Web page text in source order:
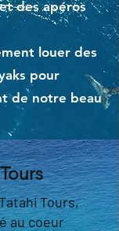
des apéros
louer des
pour
de notre beau
Tours,
au coeur